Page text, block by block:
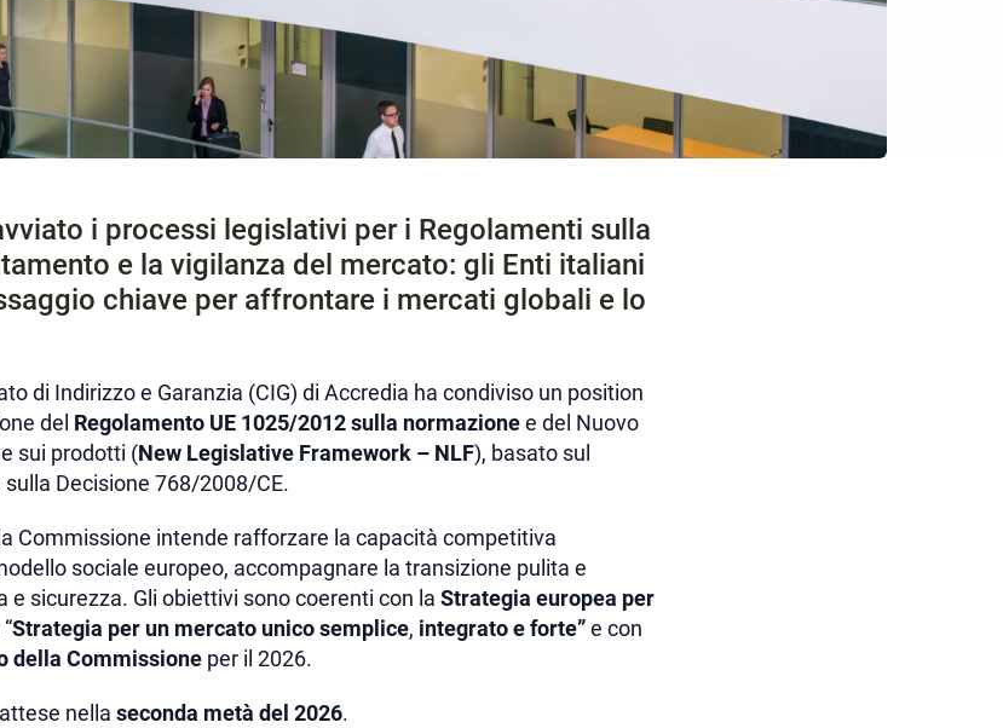
i processi legislativi per i Regolamenti sulla
e la vigilanza del mercato: gli Enti italiani
chiave per affrontare i mercati globali e lo
di Indirizzo e Garanzia (CIG) di Accredia ha condiviso un position
del Regolamento UE 1025/2012 sulla normazionee del Nuovo
sui prodotti (New Legislative Framework – NLF), basato sul
Decisione 768/2008/CE.
Commissione intende rafforzare la capacità competitiva
sociale europeo, accompagnare la transizione pulita e
sicurezza. Gli obiettivi sono coerenti con la Strategia europea per
Strategia per un mercato unico semplice, integrato e forte”e con
della Commissione per il 2026.
nella seconda metà del 2026.